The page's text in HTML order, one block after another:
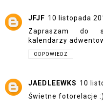
JFJF 10 listopada
Zapraszam do
kalendarzy
ODPOWIEDZ
JAEDLEEWKS 10
Świetne fotorelacje :)